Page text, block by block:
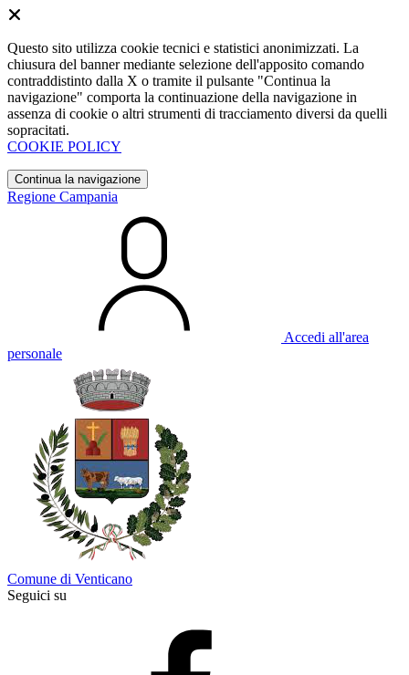
Questo sito utilizza cookie tecnici e statistici anonimizzati. La
chiusura del banner mediante selezione dell'apposito comando
contraddistinto dalla X o tramite il pulsante "Continua la
navigazione" comporta la continuazione della navigazione in
assenza di cookie o altri strumenti di tracciamento diversi da quelli
sopracitati.
COOKIE POLICY
Continua la navigazione
Regione Campania
Accedi all'area
personale
Comune di Venticano
Seguici su